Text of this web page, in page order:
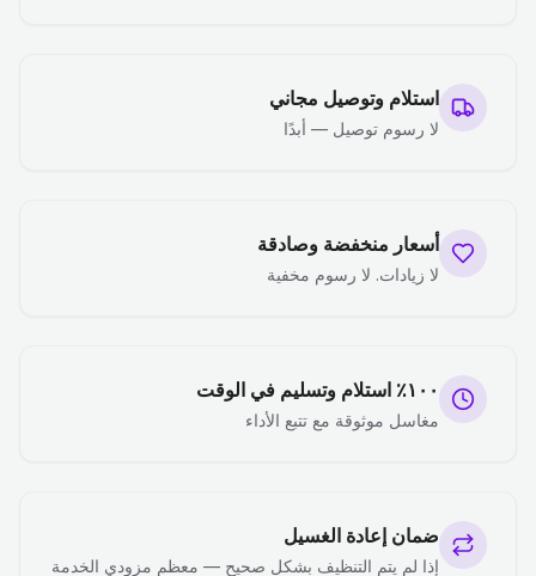
استلام وتوصيل مجاني
لا رسوم توصيل — أبدًا
أسعار منخفضة وصادقة
لا زيادات. لا رسوم مخفية
١٠٠٪ استلام وتسليم في الوقت
مغاسل موثوقة مع تتبع الأداء
ضمان إعادة الغسيل
إذا لم يتم التنظيف بشكل صحيح — معظم مزودي الخدمة